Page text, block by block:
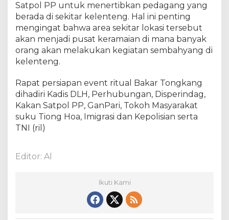
Satpol PP untuk menertibkan pedagang yang
berada di sekitar kelenteng. Hal ini penting
mengingat bahwa area sekitar lokasi tersebut
akan menjadi pusat keramaian di mana banyak
orang akan melakukan kegiatan sembahyang di
kelenteng.
Rapat persiapan event ritual Bakar Tongkang
dihadiri Kadis DLH, Perhubungan, Disperindag,
Kakan Satpol PP, GanPari, Tokoh Masyarakat
suku Tiong Hoa, Imigrasi dan Kepolisian serta
TNI (ril)
Editor: Al
Ikuti Kami